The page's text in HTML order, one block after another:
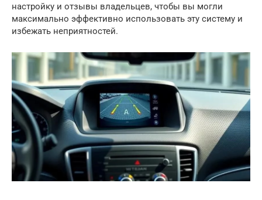
настройку и отзывы владельцев, чтобы вы могли
максимально эффективно использовать эту систему и
избежать неприятностей.